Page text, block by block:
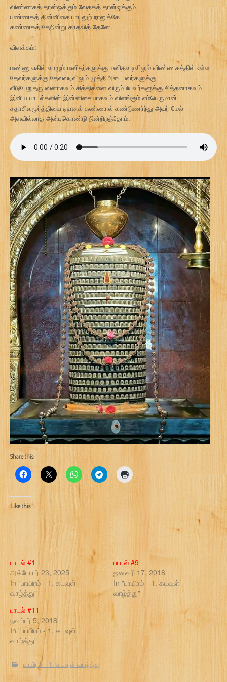
விண்ணகத் தான்ஒக்கும் வேதகத் தான்ஒக்கும்
பண்ணகத் தின்னிசை பாடலுற் றானுக்கே
கண்ணகத் தேநின்று காதலித் தேனே.
விளக்கம்:
மண்ணுலகில் வாழும் மனிதர்களுக்கு மனிதவடிவிலும் விண்ணகத்தில் உள்ள
தேவர்களுக்கு தேவவடிவிலும் முத்திஅடைபவர்களுக்கு
வீடுபேறுதருபவனாகவும் சித்திகளை விரும்பியவர்களுக்கு சித்தனாகவும்
இனிய பாடல்களின் இன்னிசையாகவும் விளங்கும் எம்பெருமான்
சதாசிவமூர்த்தியை ஞானக் கண்ணால் கண்டுணர்ந்து அவர் மேல்
அளவில்லாத அன்புகொண்டு நின்றிருந்தோம்.
Share this:
Like this:
பாடல் #1
அக்டோபர் 23, 2025
In "பாயிரம் - 1. கடவுள்
வாழ்த்து"
பாடல் #9
ஜனவரி 17, 2018
In "பாயிரம் - 1. கடவுள்
வாழ்த்து"
பாடல் #11
நவம்பர் 5, 2018
In "பாயிரம் - 1. கடவுள்
வாழ்த்து"
பாயிரம் - 1. கடவுள் வாழ்த்து